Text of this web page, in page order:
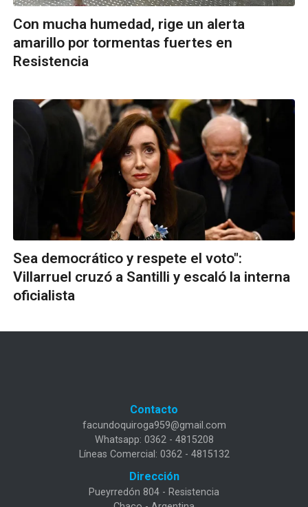
Con mucha humedad, rige un alerta
amarillo por tormentas fuertes en
Resistencia
Sea democrático y respete el voto":
Villarruel cruzó a Santilli y escaló la interna
oficialista
Contacto
facundoquiroga959@gmail.com
Whatsapp: 0362 - 4815208
Líneas Comercial: 0362 - 4815132
Dirección
Pueyrredón 804 - Resistencia